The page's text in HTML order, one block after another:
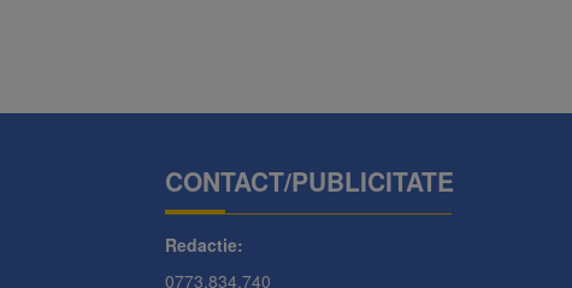
CONTACT/PUBLICITATE
Redactie:
0773.834.740